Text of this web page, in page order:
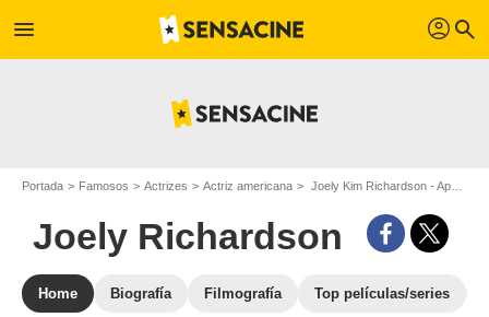
menu profil search
Portada Famosos Actrizes Actriz americana Joely Kim Richardson - Apodo : Joely Richardson
Joely Richardson
Home Biografía Filmografía Top películas/series